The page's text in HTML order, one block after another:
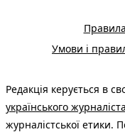
Умови і
Редакція керується в
українського
журналістської етики.